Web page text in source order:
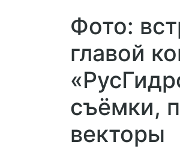
Фото:
главой
съёмки,
векторы